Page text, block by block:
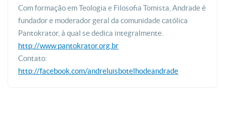
Com formação em Teologia e Filosofia Tomista, Andrade é
fundador e moderador geral da comunidade católica
Pantokrator, à qual se dedica integralmente.
http://www.pantokrator.org.br
Contato:
http://facebook.com/andreluisbotelhodeandrade